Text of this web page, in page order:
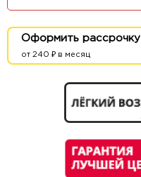
Оформить рассрочку
от 240 ₽ в месяц